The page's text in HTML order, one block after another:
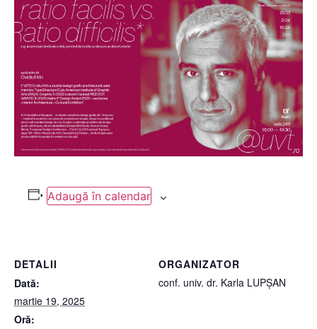
Adaugă în calendar
DETALII
Dată:
martie 19, 2025
Oră:
ORGANIZATOR
conf. univ. dr. Karla LUPȘAN